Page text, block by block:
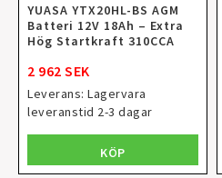
YUASA YTX20HL-BS AGM
Batteri 12V 18Ah – Extra
Hög Startkraft 310CCA
2 962 SEK
Leverans: Lagervara
leveranstid 2-3 dagar
KÖP